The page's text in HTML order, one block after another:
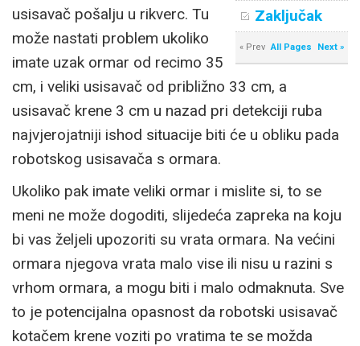
Zaključak
« Prev All Pages Next »
usisavač pošalju u rikverc. Tu
može nastati problem ukoliko
imate uzak ormar od recimo 35
cm, i veliki usisavač od približno 33 cm, a
usisavač krene 3 cm u nazad pri detekciji ruba
najvjerojatniji ishod situacije biti će u obliku pada
robotskog usisavača s ormara.
Ukoliko pak imate veliki ormar i mislite si, to se
meni ne može dogoditi, slijedeća zapreka na koju
bi vas željeli upozoriti su vrata ormara. Na većini
ormara njegova vrata malo vise ili nisu u razini s
vrhom ormara, a mogu biti i malo odmaknuta. Sve
to je potencijalna opasnost da robotski usisavač
kotačem krene voziti po vratima te se možda